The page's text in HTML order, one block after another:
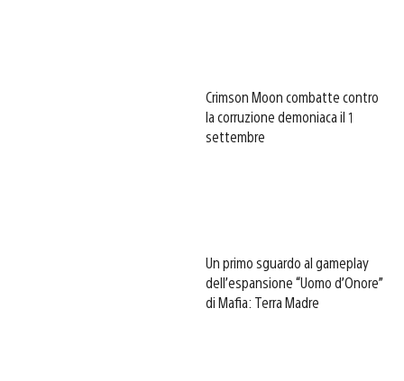
Crimson Moon combatte contro
la corruzione demoniaca il 1
settembre
Un primo sguardo al gameplay
dell’espansione “Uomo d’Onore”
di Mafia: Terra Madre